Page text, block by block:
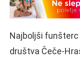
Najboljši
društva Čeče-